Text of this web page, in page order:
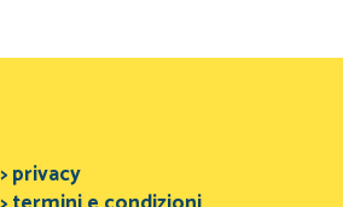
> privacy